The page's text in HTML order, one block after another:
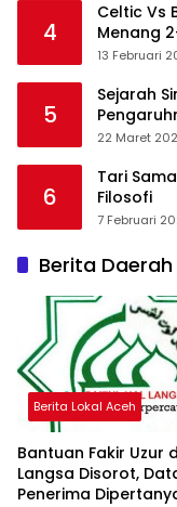
4
Celtic Vs
Menang
13 Februari
5
Sejarah
22 Maret
6
Tari
Filosofi
7 Februari
Berita Daerah
Berita Lokal Aceh
Bantuan Fakir Uzur
Langsa Disorot,
Penerima